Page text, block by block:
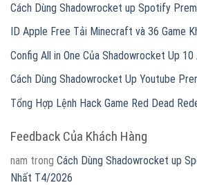
Cách Dùng Shadowrocket up Spotify
ID Apple Free Tải Minecraft và 36 Game
Config All in One Của Shadowrocket Up
Cách Dùng Shadowrocket Up Youtube
Tổng Hợp Lệnh Hack Game Red Dead
Feedback Của Khách Hàng
nam trong Cách Dùng Shadowrocket up
Nhất T4/2026